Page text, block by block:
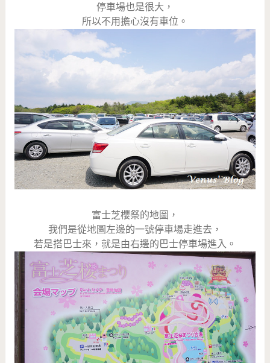
停車場也是很大，
所以不用擔心沒有車位。
富士芝櫻祭的地圖，
我們是從地圖左邊的一號停車場走進去，
若是搭巴士來，就是由右邊的巴士停車場進入。